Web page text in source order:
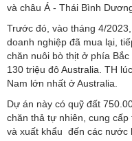
và châu Á - Thái Bình
Trước đó, vào tháng 4/
doanh nghiệp đã mua lại,
chăn nuôi bò thịt ở phía
130 triệu đô Australia. TH
Nam lớn nhất ở Australia.
Dự án này có quỹ đất
chăn thả tự nhiên, cung
và xuất khẩu đến các nước